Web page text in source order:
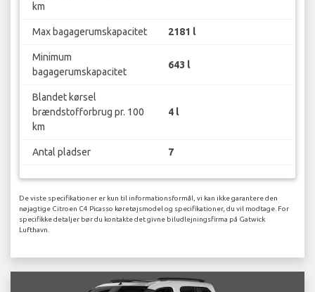
km
Max bagagerumskapacitet 2181 l
Minimum
bagagerumskapacitet
643 l
Blandet kørsel
brændstofforbrug pr. 100
km
4 l
Antal pladser 7
De viste specifikationer er kun til informationsformål, vi kan ikke garantere den
nøjagtige Citroen C4 Picasso køretøjsmodel og specifikationer, du vil modtage. For
specifikke detaljer bør du kontakte det givne biludlejningsfirma på Gatwick
Lufthavn.